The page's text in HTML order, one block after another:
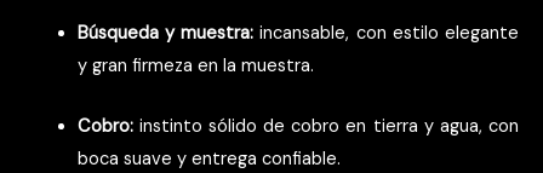
Búsqueda y muestra: incansable, con estilo elegante
y gran firmeza en la muestra.
Cobro:instinto sólido de cobro en tierra y agua, con
boca suave y entrega confiable.